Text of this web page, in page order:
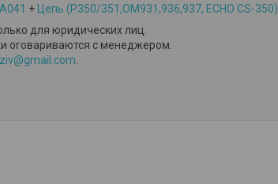
+
Цепь (P350/351,OM931,936,937, ECHO CS-350)
для юридических лиц.
оговариваются с менеджером.